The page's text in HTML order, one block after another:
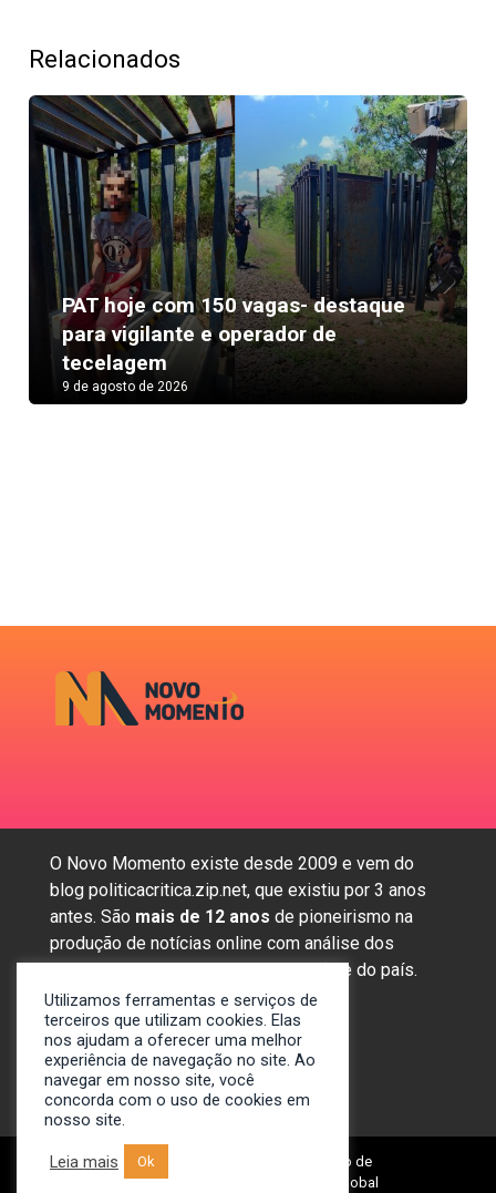
Relacionados
PAT hoje com 150 vagas- destaque
para vigilante e operador de
tecelagem
9 de agosto de 2026
Next
O Novo Momento existe desde 2009 e vem do
blog politicacritica.zip.net, que existiu por 3 anos
antes. São mais de 12 anos de pioneirismo na
produção de notícias online com análise dos
assuntos mais importantes da região e do país.
Sobre nós
Anunciar
Contato
© 2009-2024. Portal Novo Momento de
Notícias. Desenvolvido por: Spivit Global
Utilizamos ferramentas e serviços de
terceiros que utilizam cookies. Elas
nos ajudam a oferecer uma melhor
experiência de navegação no site. Ao
navegar em nosso site, você
concorda com o uso de cookies em
nosso site.
Leia mais Ok